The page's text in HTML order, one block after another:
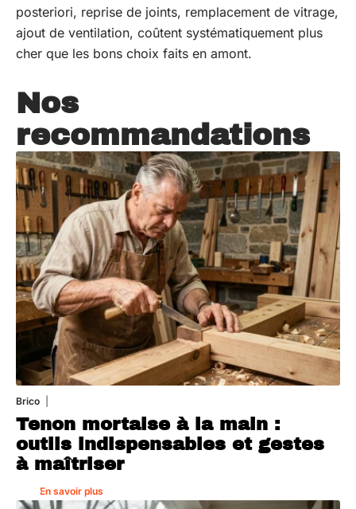
posteriori, reprise de joints, remplacement de vitrage,
ajout de ventilation, coûtent systématiquement plus
cher que les bons choix faits en amont.
Nos
recommandations
Brico
Tenon mortaise à la main :
outils indispensables et gestes
à maîtriser
En savoir plus